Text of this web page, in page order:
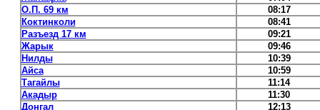
О.П. 69 км
08:17
Коктинколи
08:41
Разъезд 17 км
09:21
Жарык
09:46
Нилды
10:39
Айса
10:59
Тагайлы
11:14
Акадыр
11:30
Донгал
12:13